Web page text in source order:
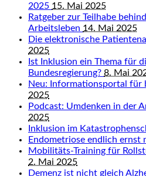
2025 15. Mai 2025
Ratgeber zur Teilhabe
Arbeitsleben 14. Mai 2025
Die elektronische
2025
Ist Inklusion ein Thema für
Bundesregierung? 8. Mai
Neu: Informationsportal für
2025
Podcast: Umdenken in der
2025
Inklusion im
Endometriose endlich ernst
Mobilitäts-Training für
2. Mai 2025
Demenz ist nicht gleich